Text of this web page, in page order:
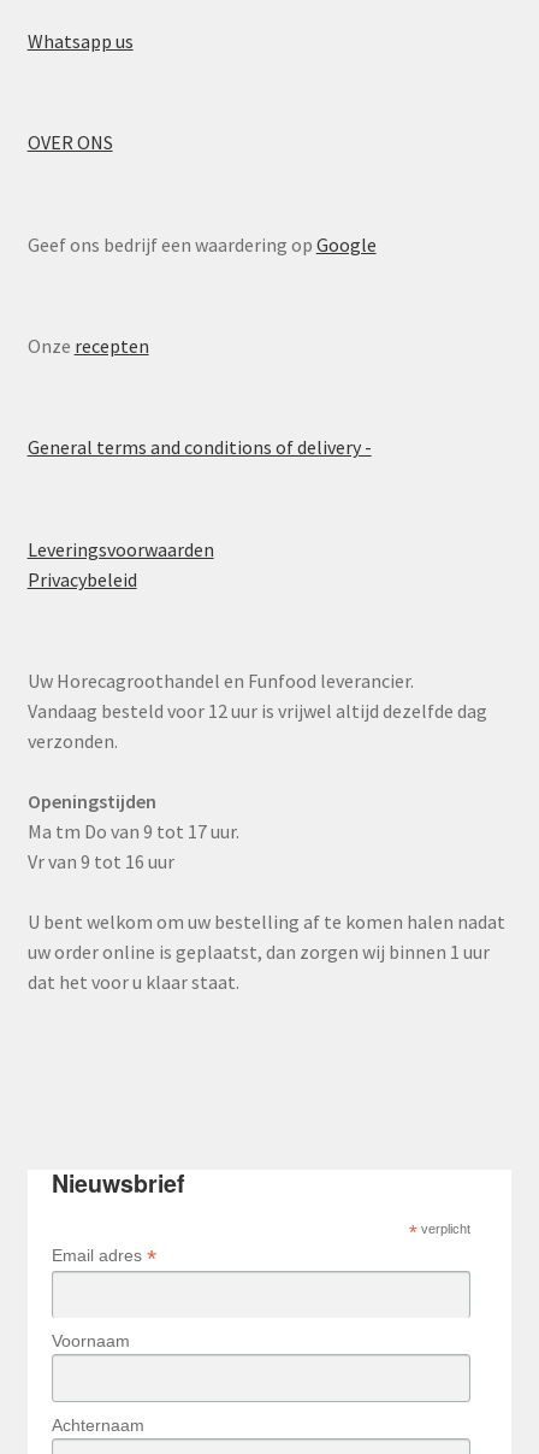
Whatsapp us
OVER ONS
Geef ons bedrijf een waardering op Google
Onze recepten
General terms and conditions of delivery -
Leveringsvoorwaarden
Privacybeleid
Uw Horecagroothandel en Funfood leverancier.
Vandaag besteld voor 12 uur is vrijwel altijd dezelfde dag
verzonden.
Openingstijden
Ma tm Do van 9 tot 17 uur.
Vr van 9 tot 16 uur
U bent welkom om uw bestelling af te komen halen nadat
uw order online is geplaatst, dan zorgen wij binnen 1 uur
dat het voor u klaar staat.
Nieuwsbrief
*verplicht
Email adres *
Voornaam
Achternaam